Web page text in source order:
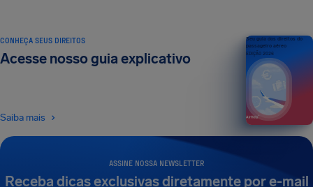
ASSINE NOSSA NEWSLETTER
Receba dicas exclusivas diretamente por e-mail
CONHEÇA SEUS DIREITOS
Acesse nosso guia explicativo
Saiba mais
Seu guia dos direitos do
passageiro aéreo
EDIÇÃO 2026